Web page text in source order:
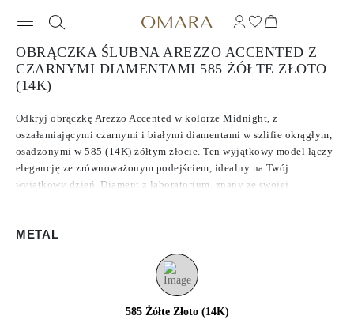
OBRĄCZKA ŚLUBNA AREZZO ACCENTED Z
CZARNYMI DIAMENTAMI 585 ŻÓŁTE ZŁOTO
(14K)
Odkryj obrączkę Arezzo Accented w kolorze Midnight, z
oszałamiającymi czarnymi i białymi diamentami w szlifie okrągłym,
osadzonymi w 585 (14K) żółtym złocie. Ten wyjątkowy model łączy
elegancję ze zrównoważonym podejściem, idealny na Twój
wyjątkowy dzień. Diament z laboratorium, znany ze swojej
ponadczasowym symbolem miłości i oddania.
METAL
585 Żółte Złoto (14K)